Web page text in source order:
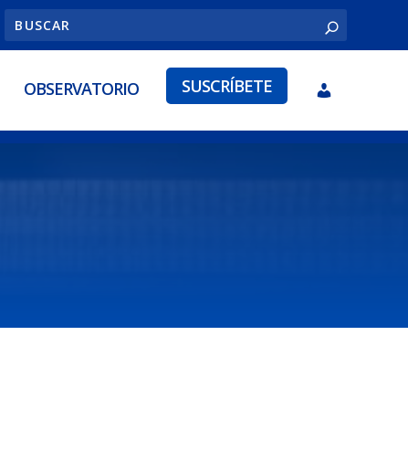
OBSERVATORIO SUSCRÍBETE